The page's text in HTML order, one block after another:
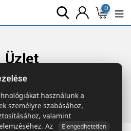
0
Üzlet
Ruházat & Kiegészítők
Szalagos kitűzőhasználunk a
személyre szabásához,
valamint
Az
Elengedhetetlen